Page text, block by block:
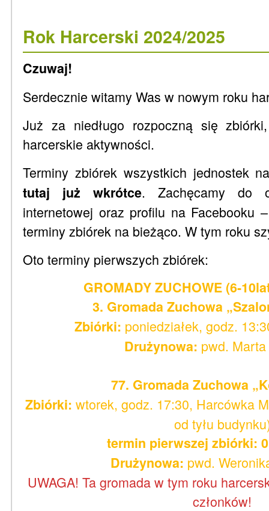
Rok Harcerski 2024/2025
Czuwaj!
Serdecznie witamy Was w nowym roku
Już za niedługo rozpoczną się
harcerskie aktywności.
Terminy zbiórek wszystkich jednostek
tutaj już wkrótce. Zachęcamy do
internetowej oraz profilu na Facebooku
terminy zbiórek na bieżąco. W tym roku
Oto terminy pierwszych zbiórek:
GROMADY ZUCHOWE (6-
3. Gromada Zuchowa
Zbiórki: poniedziałek, godz.
Drużynowa: pwd.
77. Gromada Zuchowa
Zbiórki: wtorek, godz. 17:30, Harcówka
od tyłu
termin pierwszej zbiórki:
Drużynowa: pwd.
UWAGA! Ta gromada w tym roku
członków!